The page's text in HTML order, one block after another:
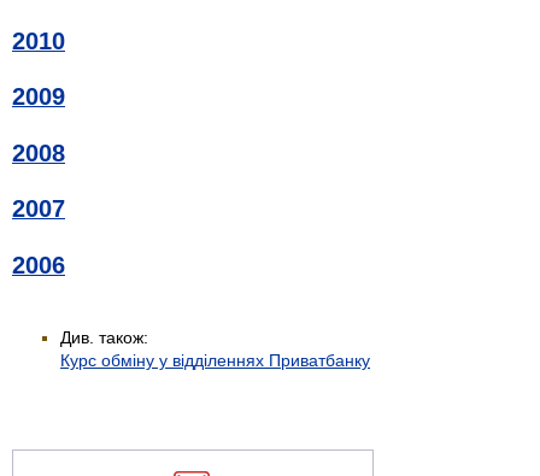
2010
2009
2008
2007
2006
Див. також:
Курс обміну у відділеннях Приватбанку